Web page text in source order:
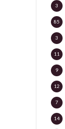
3
85
3
11
9
12
7
14